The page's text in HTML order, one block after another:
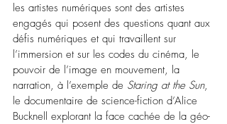
les artistes numériques sont des artistes
engagés qui posent des questions quant aux
défis numériques et qui travaillent sur
l’immersion et sur les codes du cinéma, le
pouvoir de l’image en mouvement, la
narration, à l’exemple de Staring at the Sun,
le documentaire de science-fiction d’Alice
Bucknell explorant la face cachée de la géo-